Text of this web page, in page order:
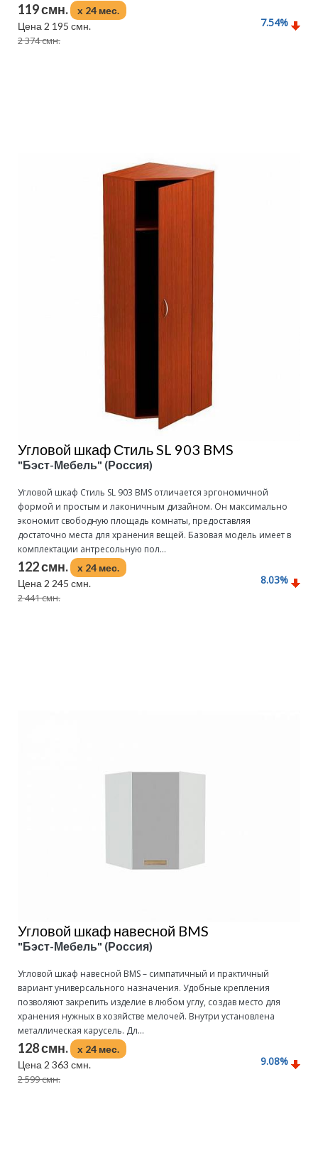
119 смн.
x 24 мес.
Цена 2 195 смн.
2 374 смн.
7.54%
Угловой шкаф Стиль SL 903 BMS
"Бэст-Мебель" (Россия)
Угловой шкаф Стиль SL 903 BMS отличается эргономичной
формой и простым и лаконичным дизайном. Он максимально
экономит свободную площадь комнаты, предоставляя
достаточно места для хранения вещей. Базовая модель имеет в
комплектации антресольную пол...
122 смн.
x 24 мес.
Цена 2 245 смн.
2 441 смн.
8.03%
Угловой шкаф навесной BMS
"Бэст-Мебель" (Россия)
Угловой шкаф навесной BMS – симпатичный и практичный
вариант универсального назначения. Удобные крепления
позволяют закрепить изделие в любом углу, создав место для
хранения нужных в хозяйстве мелочей. Внутри установлена
металлическая карусель. Дл...
128 смн.
x 24 мес.
Цена 2 363 смн.
2 599 смн.
9.08%